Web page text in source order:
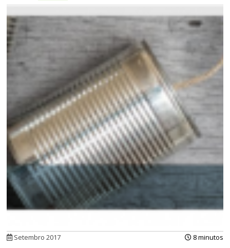
Setembro 2017 8 minutos